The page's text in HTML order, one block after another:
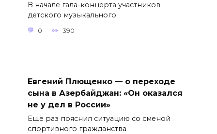
В начале гала-концерта участников
детского музыкального
0 390
Евгений Плющенко — о переходе
сына в Азербайджан: «Он оказался
не у дел в России»
Ещё раз пояснил ситуацию со сменой
спортивного гражданства